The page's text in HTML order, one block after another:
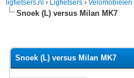
ligfietsers.nl › Ligfietsers › Velomobielen
Snoek (L) versus Milan MK7
Snoek (L) versus Milan MK7